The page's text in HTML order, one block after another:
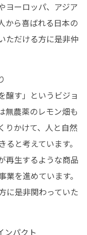
ヨーロッパ、アジア
から喜ばれる日本の
ただける方に是非仲
醸す」というビジョ
無農薬のレモン畑も
りかけて、人と自然
と考えています。
再生するような商品
を進めています。
に是非関わっていた
ンパクト